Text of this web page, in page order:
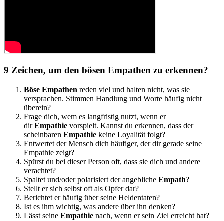
9 Zeichen, um den bösen Empathen zu erkennen?
Böse Empathen reden viel und halten nicht, was sie
versprachen. Stimmen Handlung und Worte häufig nicht
überein?
Frage dich, wem es langfristig nutzt, wenn er
dirEmpathie vorspielt. Kannst du erkennen, dass der
scheinbaren Empathie keine Loyalität folgt?
Entwertet der Mensch dich häufiger, der dir gerade seine
Empathie zeigt?
Spürst du bei dieser Person oft, dass sie dich und andere
verachtet?
Spaltet und/oder polarisiert der angebliche Empath?
Stellt er sich selbst oft als Opfer dar?
Berichtet er häufig über seine Heldentaten?
Ist es ihm wichtig, was andere über ihn denken?
Lässt seine Empathie nach, wenn er sein Ziel erreicht hat?